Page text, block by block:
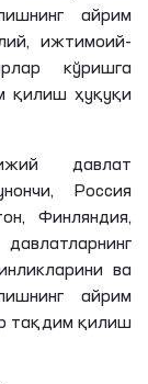
айрим
ижтимоий-
кўришга
қилиш ҳуқуқи
давлат
Россия
Финляндия,
ва
айрим
тақдим қилиш